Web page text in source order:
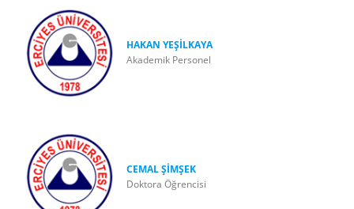
HAKAN YEŞİLKAYA
Akademik Personel
CEMAL ŞİMŞEK
Doktora Öğrencisi